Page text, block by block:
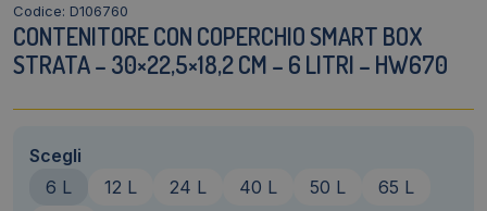
Codice: D106760
CONTENITORE CON COPERCHIO SMART BOX
STRATA – 30×22,5×18,2 CM – 6 LITRI – HW670
Scegli
6 L
12 L 24 L 40 L 50 L
65 L